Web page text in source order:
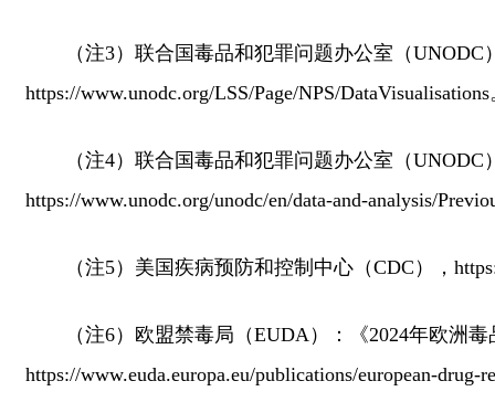
（注3）联合国毒品和犯罪问题办公室（
https://www.unodc.org/LSS/Page/NPS/DataVisualisations
（注4）联合国毒品和犯罪问题办公室（
https://www.unodc.org/unodc/en/data-and-analysis/
（注5）美国疾病预防和控制中心（CDC），
（注6）欧盟禁毒局（EUDA）：《2024年欧洲
https://www.euda.europa.eu/publications/european-drug-